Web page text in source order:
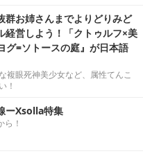
群お姉さんまでよりどりみど
経営しよう！「クトゥルフ×美
グ=ソトースの庭』が日本語
複眼死神美少女など、属性てんこ
！
ーXsolla特集
！